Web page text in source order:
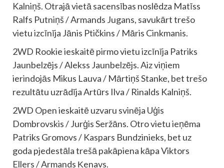
Kalniņš. Otrajā vietā sacensības noslēdza Matīss
Ralfs Putniņš / Armands Jugans, savukārt trešo
vietu izcīnīja Jānis Ptičkins / Māris Cinkmanis.
2WD Rookie ieskaitē pirmo vietu izcīnīja Patriks
Jaunbelzējs / Alekss Jaunbelzējs. Aiz viņiem
ierindojās Mikus Lauva / Mārtiņš Stanke, bet trešo
rezultātu uzrādīja Artūrs Ilva / Rinalds Kalniņš.
2WD Open ieskaitē uzvaru svinēja Uģis
Dombrovskis / Jurģis Seržāns. Otro vietu ieņēma
Patriks Gromovs / Kaspars Bundzinieks, bet uz
goda pjedestāla trešā pakāpiena kāpa Viktors
Ellers / Armands Ķenavs.